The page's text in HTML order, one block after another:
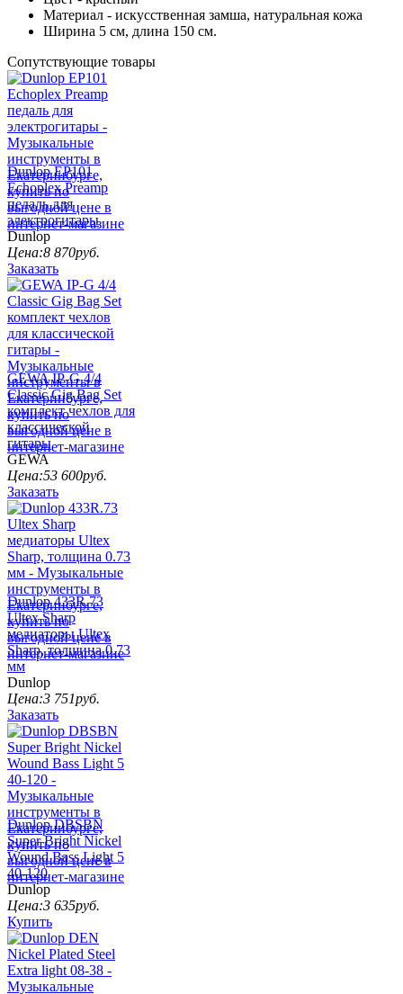
Материал - искусственная замша, натуральная кожа
Ширина 5 см, длина 150 см.
Сопутствующие товары
Dunlop EP101
Echoplex Preamp
педаль для
электрогитары
Dunlop
Цена:8 870руб.
Заказать
GEWA IP-G 4/4
Classic Gig Bag Set
комплект чехлов для
классической
гитары
GEWA
Цена:53 600руб.
Заказать
Dunlop 433R.73
Ultex Sharp
медиаторы Ultex
Sharp, толщина 0.73
мм
Dunlop
Цена:3 751руб.
Заказать
Dunlop DBSBN
Super Bright Nickel
Wound Bass Light 5
40-120
Dunlop
Цена:3 635руб.
Купить